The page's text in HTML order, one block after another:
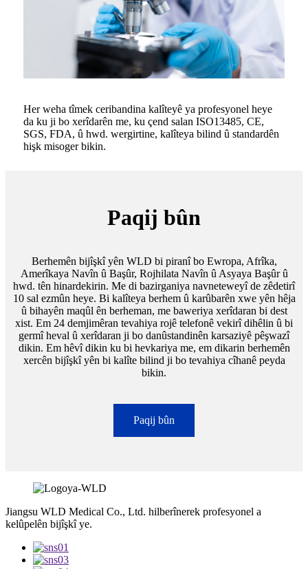
Her weha tîmek ceribandina kalîteyê ya profesyonel heye
da ku ji bo xerîdarên me, ku çend salan ISO13485, CE,
SGS, FDA, û hwd. wergirtine, kalîteya bilind û standardên
hişk misoger bikin.
Paqij bûn
Berhemên bijîşkî yên WLD bi piranî bo Ewropa, Afrîka,
Amerîkaya Navîn û Başûr, Rojhilata Navîn û Asyaya Başûr û
hwd. tên hinardekirin. Me di bazirganiya navneteweyî de zêdetirî
10 sal ezmûn heye. Bi kalîteya berhem û karûbarên xwe yên hêja
û bihayên maqûl ên berheman, me baweriya xerîdaran bi dest
xist. Em 24 demjimêran tevahiya rojê telefonê vekirî dihêlin û bi
germî heval û xerîdaran ji bo danûstandinên karsaziyê pêşwazî
dikin. Em hêvî dikin ku bi hevkariya me, em dikarin berhemên
xercên bijîşkî yên bi kalîte bilind ji bo tevahiya cîhanê peyda
bikin.
Paqij bûn
Jiangsu WLD Medical Co., Ltd. hilberînerek profesyonel a
kelûpelên bijîşkî ye.